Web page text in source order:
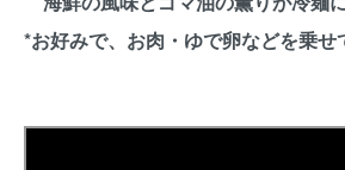
*お好みで、お肉・ゆで卵などを乗せ